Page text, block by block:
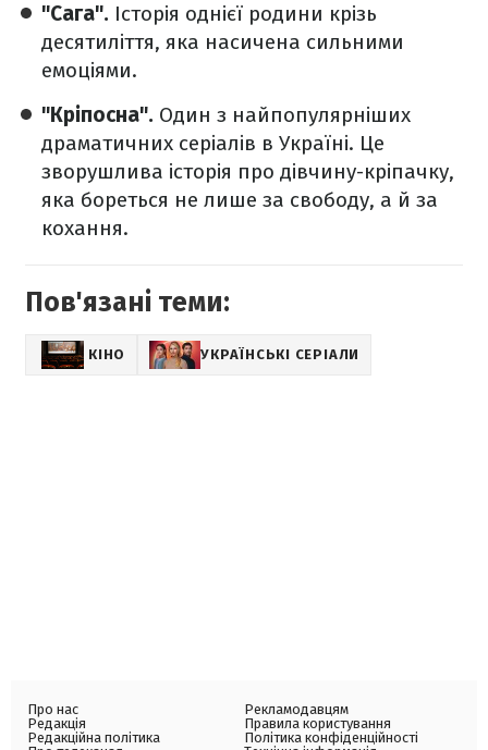
"Сага". Історія однієї родини крізь
десятиліття, яка насичена сильними
емоціями.
"Кріпосна". Один з найпопулярніших
драматичних серіалів в Україні. Це
зворушлива історія про дівчину-кріпачку,
яка бореться не лише за свободу, а й за
кохання.
Пов'язані теми:
КІНО УКРАЇНСЬКІ СЕРІАЛИ
Про нас
Редакція
Редакційна політика
Рекламодавцям
Правила користування
Політика конфіденційності